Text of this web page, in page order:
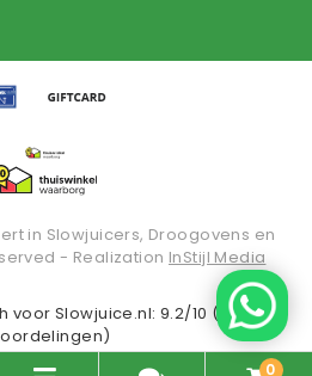
in Slowjuicers, Droogovens en
- Realization InStijl Media
0
voor Slowjuice.nl: 9.2/10 (2936